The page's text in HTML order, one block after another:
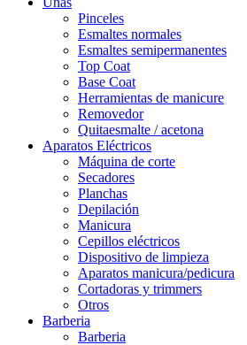
Pinceles
Esmaltes normales
Esmaltes semipermanentes
Top Coat
Base Coat
Herramientas de manicure
Removedor
Quitaesmalte / acetona
Aparatos Eléctricos
Máquina de corte
Secadores
Planchas
Depilación
Manicura
Cepillos eléctricos
Dispositivo de limpieza
Aparatos manicura/pedicura
Cortadoras y trimmers
Otros
Barberia
Barberia